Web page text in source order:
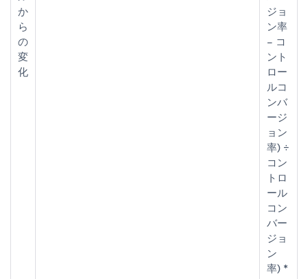
か
ら
の
変
化
ジョ
ン率
– コ
ント
ロー
ルコ
ンバ
ージ
ョン
率) ÷
コン
トロ
ール
コン
バー
ジョ
ン
率) *